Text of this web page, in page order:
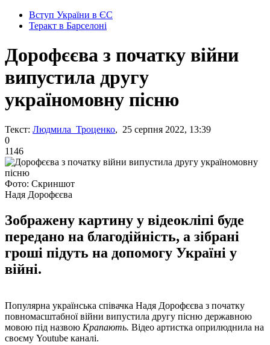
Вступ України в ЄС
Теракт в Барселоні
Дорофєєва з початку війни
випустила другу
україномовну пісню
Текст: Людмила Троценко, 25 серпня 2022, 13:39
0
1146
Фото: Скриншот
Надя Дорофєєва
Зображену картину у відеокліпі буде
передано на благодійність, а зібрані
гроші підуть на допомогу Україні у
війні.
Популярна українська співачка Надя Дорофєєва з початку
повномасштабної війни випустила другу пісню державною
мовою під назвою Крапають. Відео артистка оприлюднила на
своєму Youtube каналі.